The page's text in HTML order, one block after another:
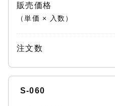
販売価格
（単価 × 入数）
注文数
S-060